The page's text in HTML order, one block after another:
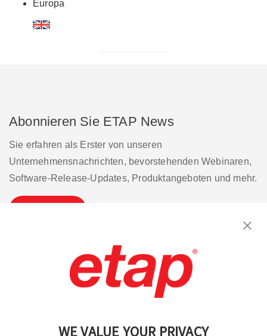
WE VALUE YOUR PRIVACY
Europa
Abonnieren Sie ETAP News
Sie erfahren als Erster von unseren
Unternehmensnachrichten, bevorstehenden Webinaren,
Software-Release-Updates, Produktangeboten und mehr.
Kontakt aufnehmen. | Nutzungsbedingungen
Datenschutzrichtlinie | Sitemap